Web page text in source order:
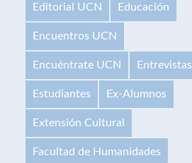
Editorial UCN Educación
Encuentros UCN
Encuéntrate UCN Entrevistas
Estudiantes Ex-Alumnos
Extensión Cultural
Facultad de Humanidades